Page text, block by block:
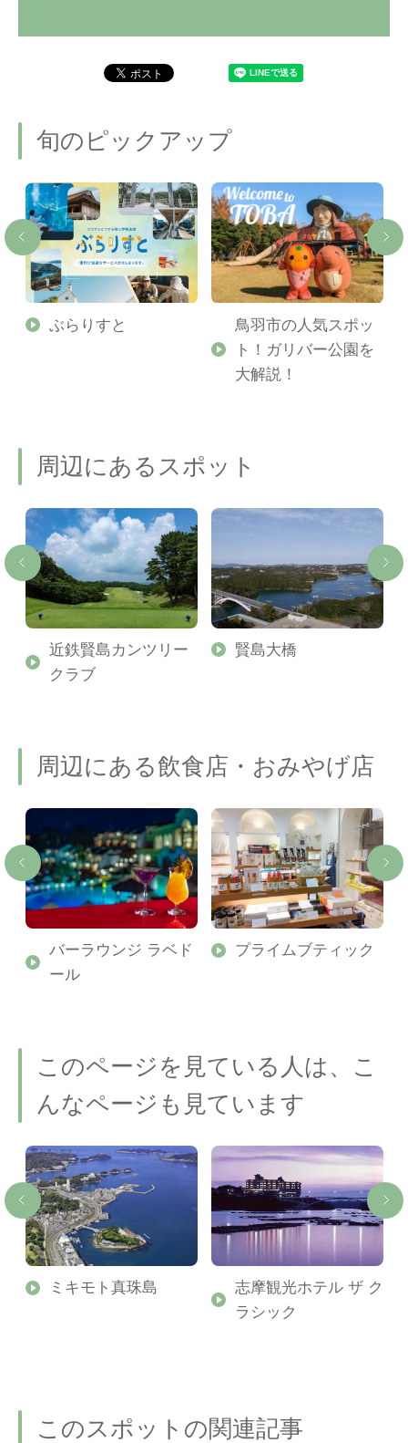
旬のピックアップ
ぶらりすと
鳥羽市の人気スポッ
ト！ガリバー公園を
大解説！
周辺にあるスポット
近鉄賢島カンツリー
クラブ
賢島大橋
周辺にある飲食店・おみやげ店
バーラウンジ ラベド
ール
プライムブティック
このページを見ている人は、こ
んなページも見ています
ミキモト真珠島
志摩観光ホテル ザ ク
ラシック
このスポットの関連記事